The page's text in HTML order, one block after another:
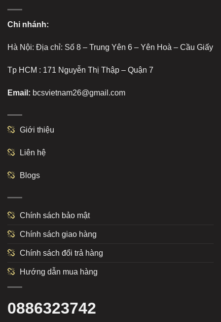
Chi nhánh:
Hà Nội: Địa chỉ: Số 8 – Trung Yên 6 – Yên Hoà – Cầu Giấy
Tp HCM : 171 Nguyễn Thị Thập – Quận 7
Email: bcsvietnam26@gmail.com
Giới thiệu
Liên hệ
Blogs
Chính sách bảo mật
Chính sách giao hàng
Chính sách đổi trả hàng
Hướng dẫn mua hàng
0886323742